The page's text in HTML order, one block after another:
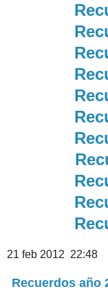
21 feb 2012 22:48
Recuerdos año